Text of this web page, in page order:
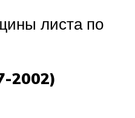
листа по
2002)